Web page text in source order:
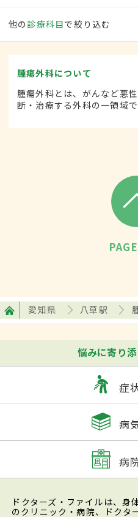
他の 診療科目で絞り込む
腫瘍外科について
腫瘍外科とは、がんなど悪
断・治療する外科の一領域で
愛知県 八草駅
悩みに寄り
症
病
病
ドクターズ・ファイルは、身
のクリニック・病院、ドクタ